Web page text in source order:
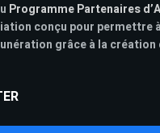
Programme Partenaires
conçu pour permettre
grâce à la création